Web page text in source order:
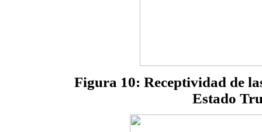
Figura 10: Receptividad de
Estado